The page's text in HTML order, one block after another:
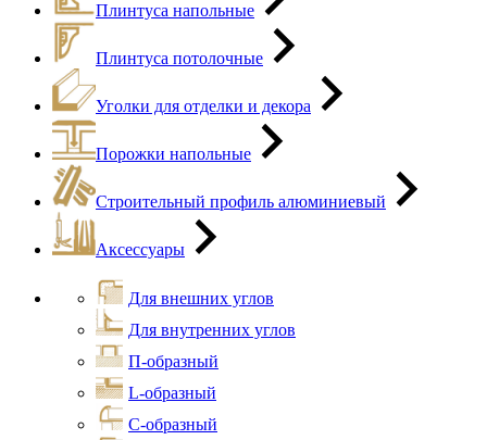
Плинтуса напольные
Плинтуса потолочные
Уголки для отделки и декора
Порожки напольные
Строительный профиль алюминиевый
Аксессуары
Для внешних углов
Для внутренних углов
П-образный
L-образный
С-образный